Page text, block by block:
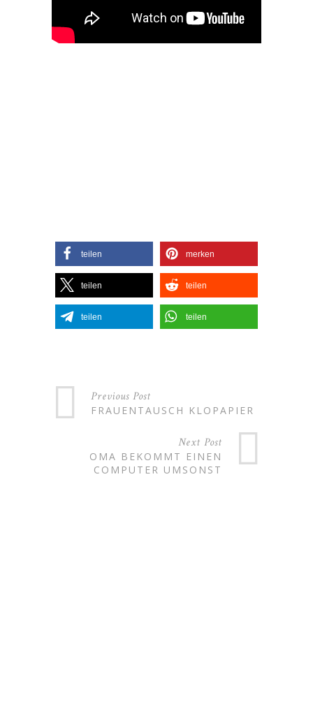
teilen merken
teilen teilen
teilen teilen
Previous Post
FRAUENTAUSCH KLOPAPIER
Next Post
OMA BEKOMMT EINEN
COMPUTER UMSONST